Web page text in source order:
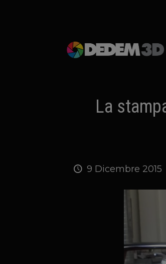
La
9 Dicembre 2015